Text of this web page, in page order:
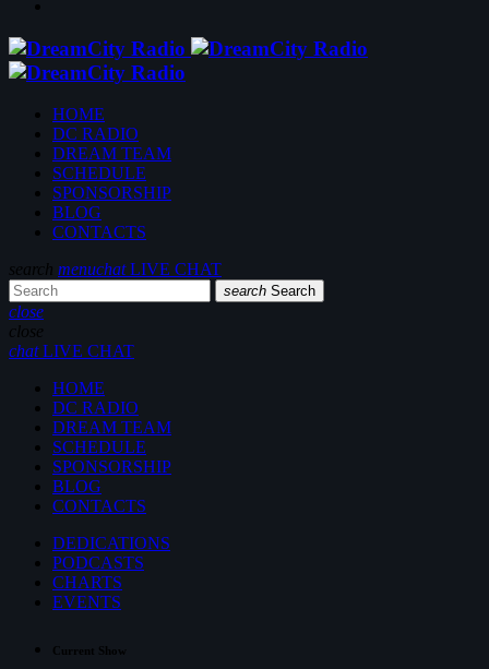
HOME
DC RADIO
DREAM TEAM
SCHEDULE
SPONSORSHIP
BLOG
CONTACTS
search menuchatLIVE CHAT
search Search
close
close
chatLIVE CHAT
HOME
DC RADIO
DREAM TEAM
SCHEDULE
SPONSORSHIP
BLOG
CONTACTS
DEDICATIONS
PODCASTS
CHARTS
EVENTS
Current Show